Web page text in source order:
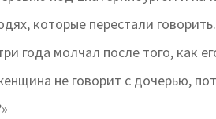
которые перестали
года молчал после того, как
не говорит с дочерью,